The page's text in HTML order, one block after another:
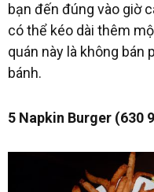
bạn đến đúng vào giờ
có thể kéo dài thêm
quán này là không bán
bánh.
5 Napkin Burger (630